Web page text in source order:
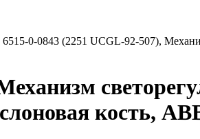
6515-0-0843 (2251 UCGL-92-507),
кость,